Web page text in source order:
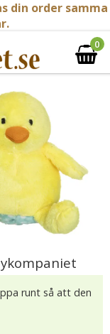
din order samma
0
runt så att den